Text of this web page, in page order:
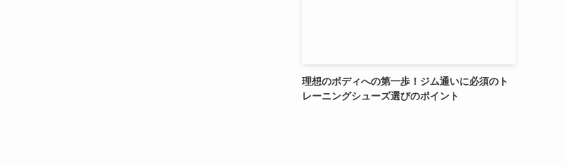
理想のボディへの第一歩！ジム通いに必須のト
レーニングシューズ選びのポイント